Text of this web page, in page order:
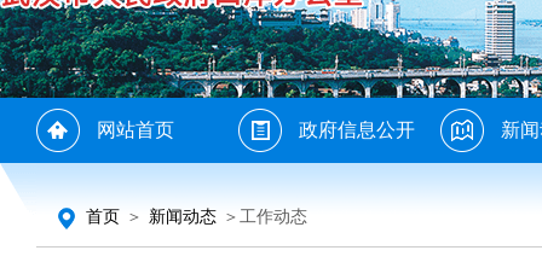
网站首页 政府信息公开 新
首页 ＞ 新闻动态 ＞工作动态